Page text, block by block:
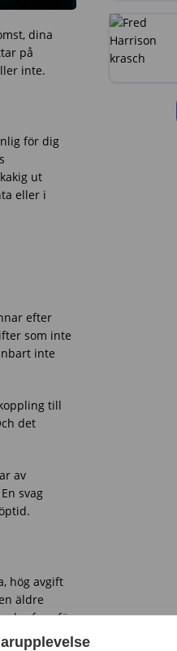
dina
på
inte.
för dig
ut
eller i
efter
som inte
inte
till
det
av
svag
hög avgift
äldre
framför
som